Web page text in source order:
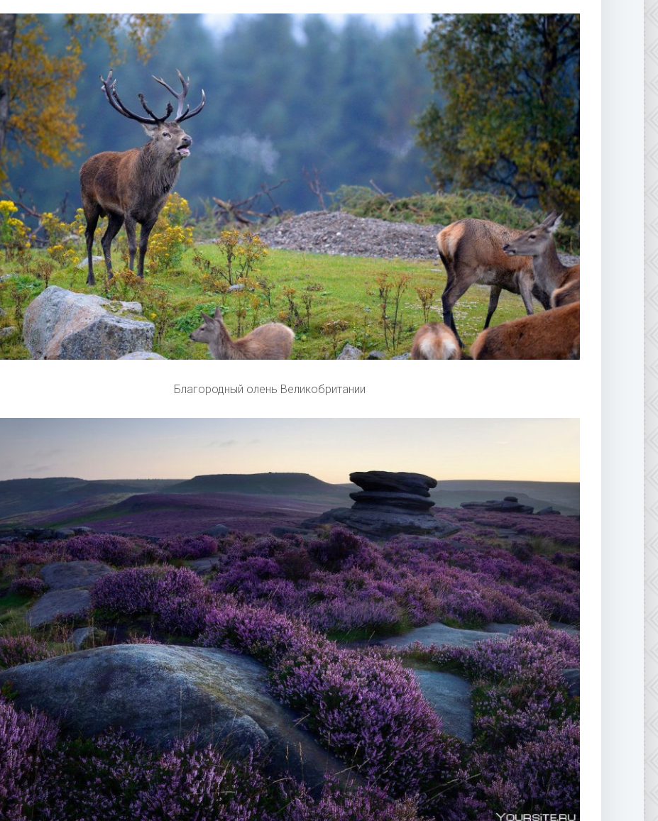
Благородный олень Великобритании